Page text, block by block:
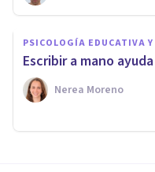
PSICOLOGÍA EDUCATIVA
Escribir a mano
Nerea Moreno